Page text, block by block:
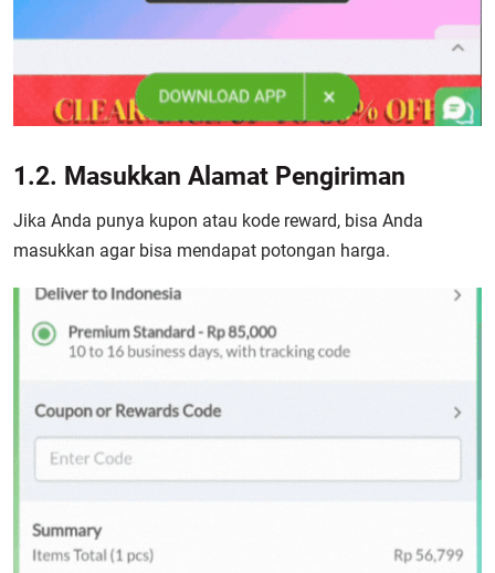
1.2. Masukkan Alamat Pengiriman
Jika Anda punya kupon atau kode reward, bisa Anda
masukkan agar bisa mendapat potongan harga.